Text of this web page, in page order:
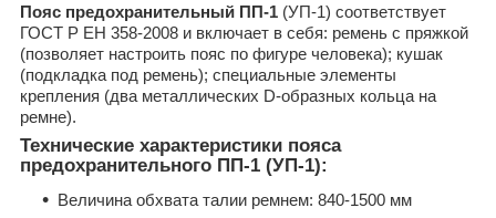
Пояс предохранительный ПП-1 (УП-1) соответствует
ГОСТ Р ЕН 358-2008 и включает в себя: ремень с пряжкой
(позволяет настроить пояс по фигуре человека); кушак
(подкладка под ремень); специальные элементы
крепления (два металлических D-образных кольца на
ремне).
Технические характеристики пояса
предохранительного ПП-1 (УП-1):
Величина обхвата талии ремнем: 840-1500 мм